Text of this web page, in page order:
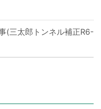
(三太郎トンネル補正R6-